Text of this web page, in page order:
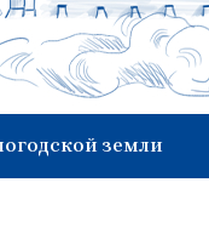
земли